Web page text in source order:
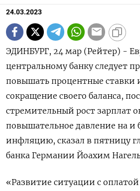
24.03.2023
ЭДИНБУРГ, 24 мар (Рейтер) -
центральному банку следует
повышать процентные ставки
сокращение своего баланса,
стремительный рост зарплат
повышательное давление на и
инфляцию, сказал в пятницу
банка Германии Йоахим
«Развитие ситуации с оплатой